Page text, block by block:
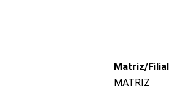
Matriz/Filial
MATRIZ